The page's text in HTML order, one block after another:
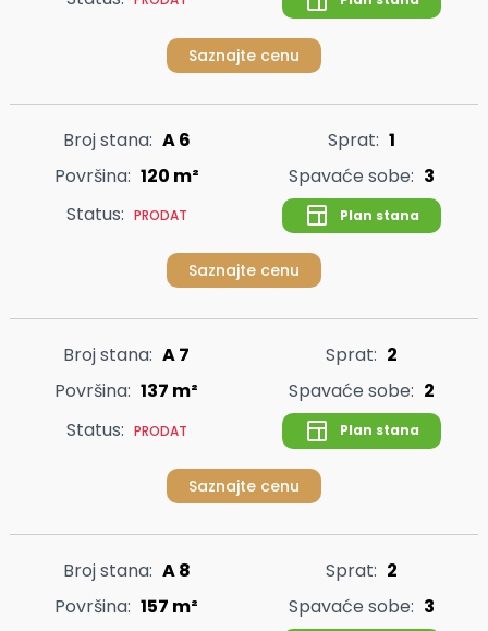
Saznajte cenu
Broj stana: A 6 Sprat: 1
Površina: 120 m² Spavaće sobe: 3
Status: PRODAT Plan stana
Saznajte cenu
Broj stana: A 7 Sprat: 2
Površina: 137 m² Spavaće sobe: 2
Status: PRODAT Plan stana
Saznajte cenu
Broj stana: A 8 Sprat: 2
Površina: 157 m² Spavaće sobe: 3